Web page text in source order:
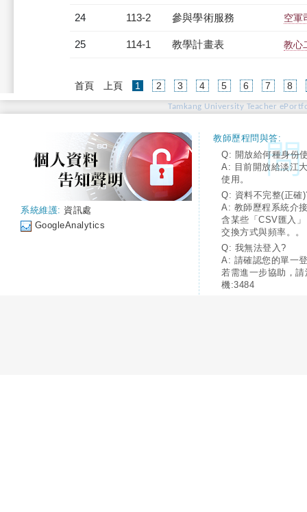
24 113-2 參與學術服務 空軍
25 114-1 教學計畫表 教心
首頁 上頁 1 (current)
2 3 4 5 6 7 8
Tamkang University Teacher
系統維護: 資訊處
GoogleAnalytics
教師歷程問與答:
Q: 開放給何種身份
A: 目前開放給淡江
使用。
Q: 資料不完整(正確
A: 教師歷程系統介
含某些「CSV匯入
交換方式與頻率。。
Q: 我無法登入?
A: 請確認您的單一
若需進一步協助，
機:3484